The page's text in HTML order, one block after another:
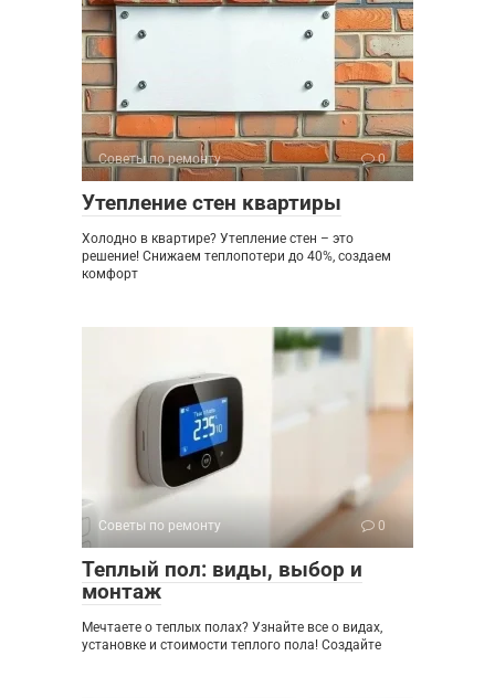
Советы по ремонту 0
Утепление стен квартиры
Холодно в квартире? Утепление стен – это
решение! Снижаем теплопотери до 40%, создаем
комфорт
Советы по ремонту 0
Теплый пол: виды, выбор и
монтаж
Мечтаете о теплых полах? Узнайте все о видах,
установке и стоимости теплого пола! Создайте